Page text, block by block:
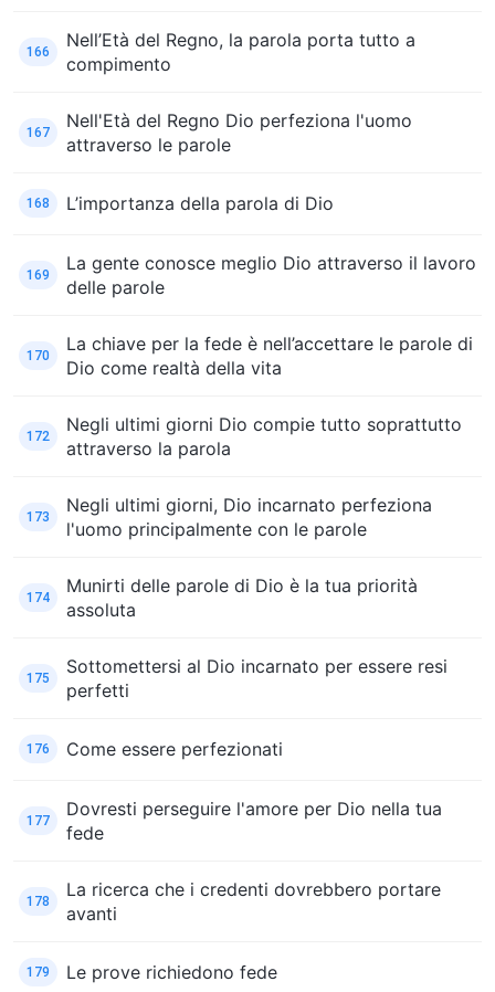
166
Nell’Età del Regno, la parola porta tutto a
compimento
167
Nell'Età del Regno Dio perfeziona l'uomo
attraverso le parole
168 L’importanza della parola di Dio
169
La gente conosce meglio Dio attraverso il lavoro
delle parole
170
La chiave per la fede è nell’accettare le parole di
Dio come realtà della vita
172
Negli ultimi giorni Dio compie tutto soprattutto
attraverso la parola
173
Negli ultimi giorni, Dio incarnato perfeziona
l'uomo principalmente con le parole
174
Munirti delle parole di Dio è la tua priorità
assoluta
175
Sottomettersi al Dio incarnato per essere resi
perfetti
176 Come essere perfezionati
177
Dovresti perseguire l'amore per Dio nella tua
fede
178
La ricerca che i credenti dovrebbero portare
avanti
179 Le prove richiedono fede